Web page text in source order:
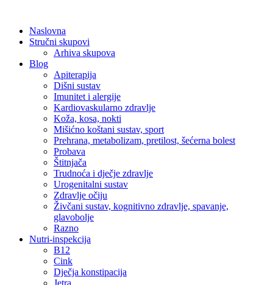
contentNaslovna
Stručni skupovi
Arhiva skupova
Blog
Apiterapija
Dišni sustav
Imunitet i alergije
Kardiovaskularno zdravlje
Koža, kosa, nokti
Mišićno koštani sustav, sport
Prehrana, metabolizam, pretilost, šećerna bolest
Probava
Štitnjača
Trudnoća i dječje zdravlje
Urogenitalni sustav
Zdravlje očiju
Živčani sustav, kognitivno zdravlje, spavanje,
glavobolje
Razno
Nutri-inspekcija
B12
Cink
Dječja konstipacija
Jetra